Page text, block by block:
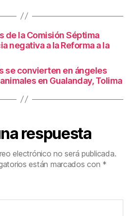
de la Comisión Séptima
negativa a la Reforma a la
se convierten en ángeles
en Gualanday, Tolima
respuesta
electrónico no será publicada.
están marcados con *